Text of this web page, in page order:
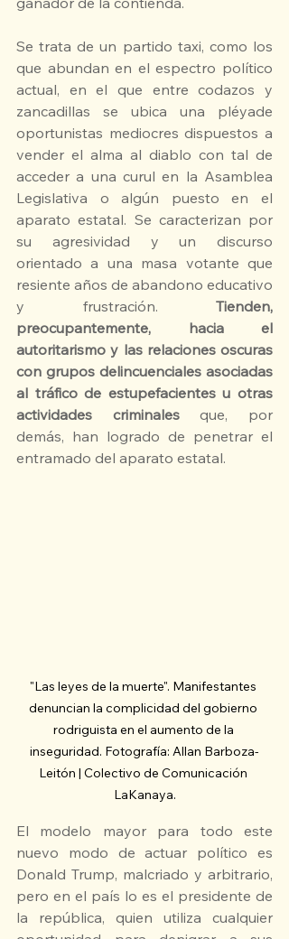
Se trata de un partido taxi, como los
que abundan en el espectro político
actual, en el que entre codazos y
zancadillas se ubica una pléyade
oportunistas mediocres dispuestos a
vender el alma al diablo con tal de
acceder a una curul en la Asamblea
Legislativa o algún puesto en el
aparato estatal. Se caracterizan por
su agresividad y un discurso
orientado a una masa votante que
resiente años de abandono educativo
y frustración. Tienden,
preocupantemente, hacia el
autoritarismo y las relaciones oscuras
con grupos delincuenciales asociadas
al tráfico de estupefacientes u otras
actividades criminales que, por
demás, han logrado de penetrar el
entramado del aparato estatal.
"Las leyes de la muerte". Manifestantes
denuncian la complicidad del gobierno
rodriguista en el aumento de la
inseguridad. Fotografía: Allan Barboza-
Leitón | Colectivo de Comunicación
LaKanaya.
El modelo mayor para todo este
nuevo modo de actuar político es
Donald Trump, malcriado y arbitrario,
pero en el país lo es el presidente de
la república, quien utiliza cualquier